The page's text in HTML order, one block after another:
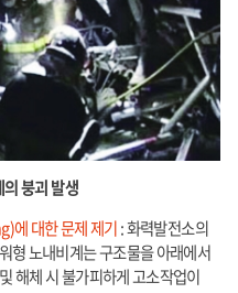
붕괴 발생
에 대한 문제 제기: 화력발전소의
형 노내비계는 구조물을 아래에서
해체 시 불가피하게 고소작업이